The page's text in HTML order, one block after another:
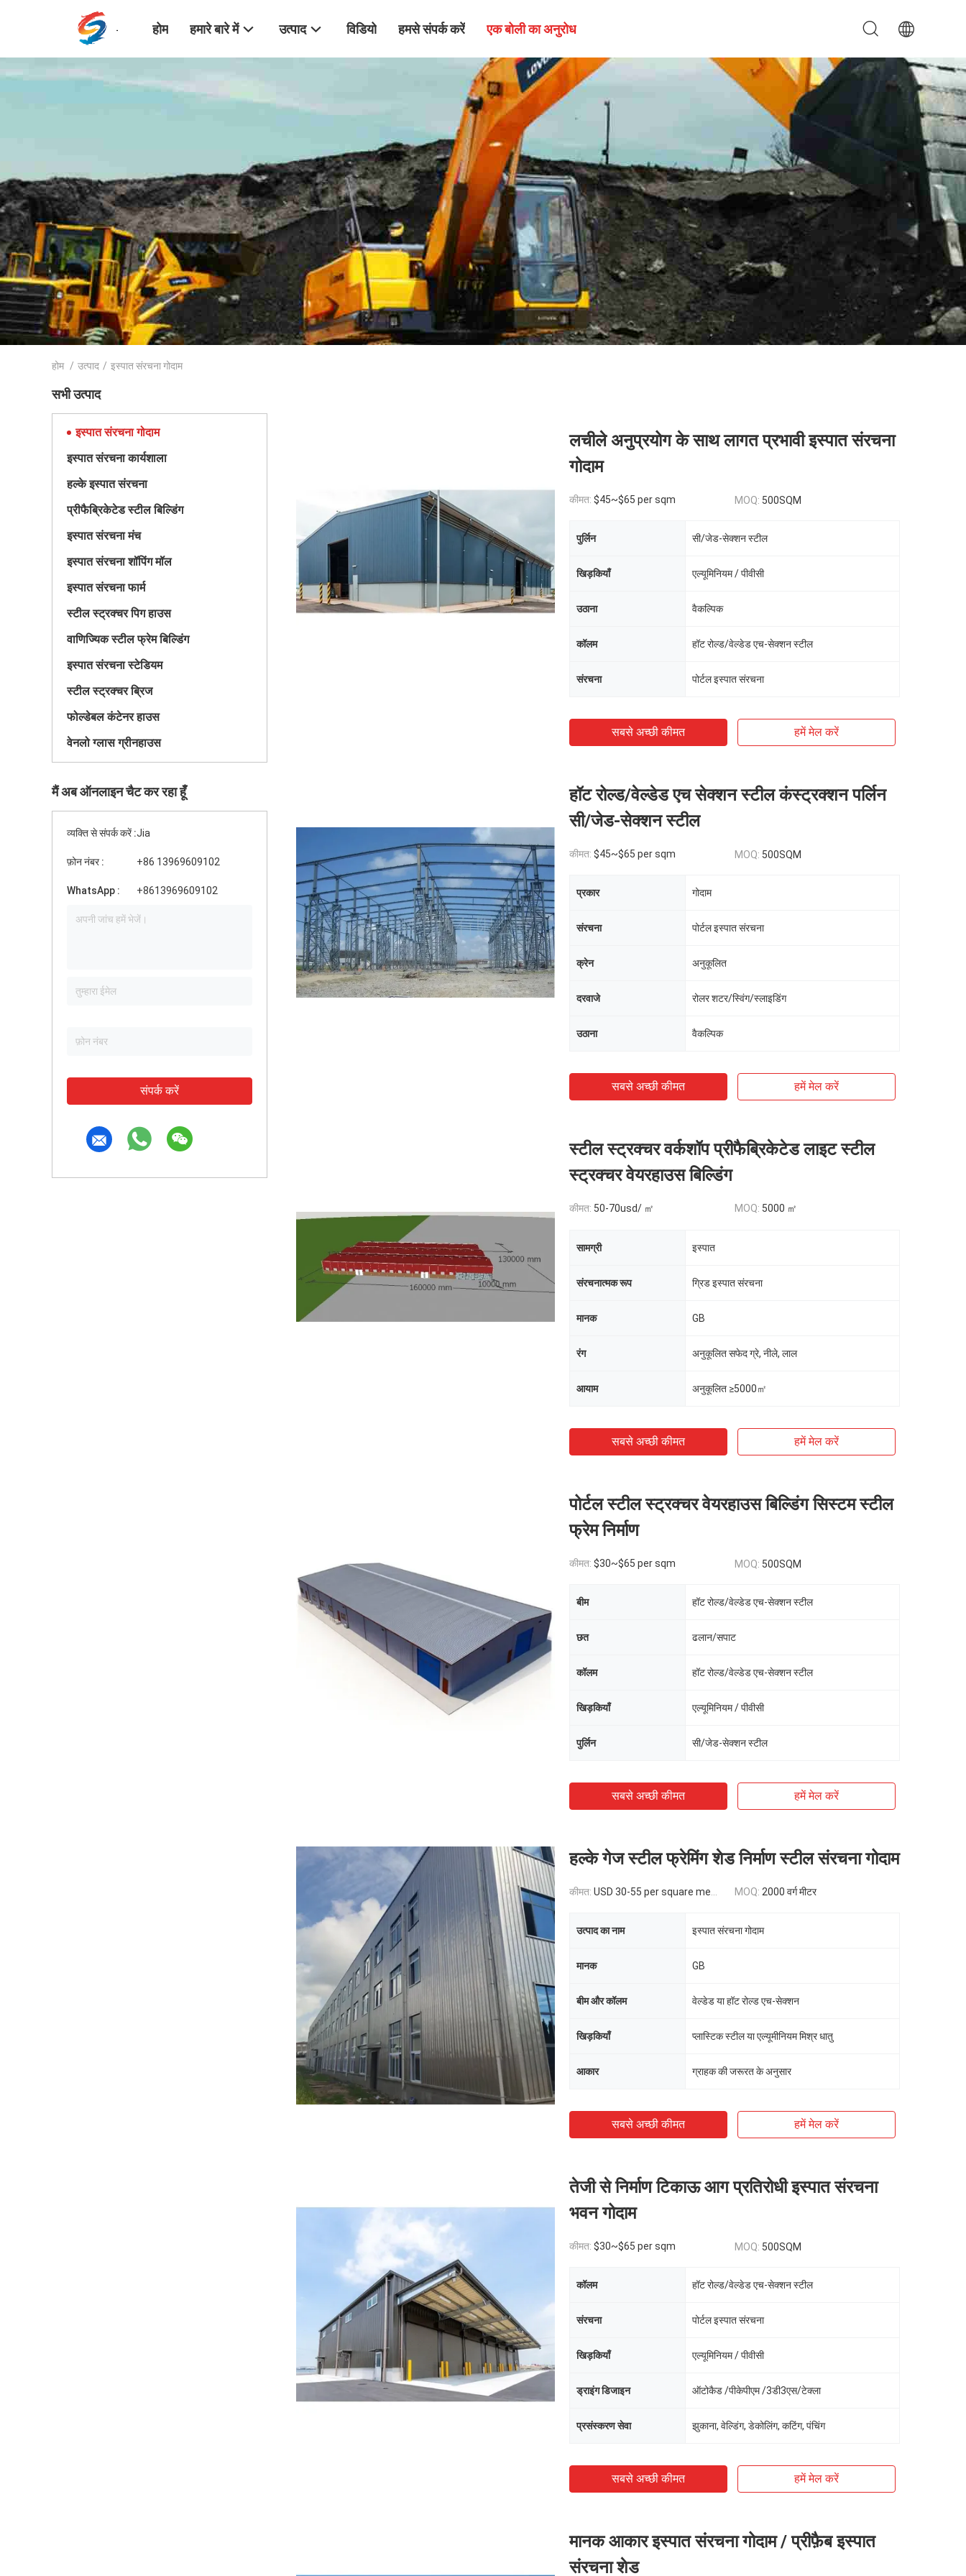
होम हमारे बारे में उत्पाद विडियो हमसे संपर्क करें एक बोली का अनुरोध
होम / उत्पाद / इस्पात संरचना गोदाम
सभी उत्पाद
इस्पात संरचना गोदाम
इस्पात संरचना कार्यशाला
हल्के इस्पात संरचना
प्रीफैब्रिकेटेड स्टील बिल्डिंग
इस्पात संरचना मंच
इस्पात संरचना शॉपिंग मॉल
इस्पात संरचना फार्म
स्टील स्ट्रक्चर पिग हाउस
वाणिज्यिक स्टील फ्रेम बिल्डिंग
इस्पात संरचना स्टेडियम
स्टील स्ट्रक्चर ब्रिज
फोल्डेबल कंटेनर हाउस
वेनलो ग्लास ग्रीनहाउस
मैं अब ऑनलाइन चैट कर रहा हूँ
व्यक्ति से संपर्क करें :Jia
फ़ोन नंबर : +86 13969609102
WhatsApp : +8613969609102
संपर्क करें
लचीले अनुप्रयोग के साथ लागत प्रभावी इस्पात संरचना
गोदाम
कीमत: $45~$65 per sqm MOQ: 500SQM
पुर्लिन सी/जेड-सेक्शन स्टील
खिड़कियाँ एल्यूमिनियम / पीवीसी
उठाना वैकल्पिक
कॉलम हॉट रोल्ड/वेल्डेड एच-सेक्शन स्टील
संरचना पोर्टल इस्पात संरचना
सबसे अच्छी कीमत हमें मेल करें
हॉट रोल्ड/वेल्डेड एच सेक्शन स्टील कंस्ट्रक्शन पर्लिन
सी/जेड-सेक्शन स्टील
कीमत: $45~$65 per sqm MOQ: 500SQM
प्रकार गोदाम
संरचना पोर्टल इस्पात संरचना
क्रेन अनुकूलित
दरवाजे रोलर शटर/स्विंग/स्लाइडिंग
उठाना वैकल्पिक
सबसे अच्छी कीमत हमें मेल करें
स्टील स्ट्रक्चर वर्कशॉप प्रीफैब्रिकेटेड लाइट स्टील
स्ट्रक्चर वेयरहाउस बिल्डिंग
कीमत: 50-70usd/ ㎡ MOQ: 5000 ㎡
सामग्री इस्पात
संरचनात्मक रूप ग्रिड इस्पात संरचना
मानक GB
रंग अनुकूलित सफेद ग्रे, नीले, लाल
आयाम अनुकूलित ≥5000㎡
सबसे अच्छी कीमत हमें मेल करें
पोर्टल स्टील स्ट्रक्चर वेयरहाउस बिल्डिंग सिस्टम स्टील
फ्रेम निर्माण
कीमत: $30~$65 per sqm MOQ: 500SQM
बीम हॉट रोल्ड/वेल्डेड एच-सेक्शन स्टील
छत ढलान/सपाट
कॉलम हॉट रोल्ड/वेल्डेड एच-सेक्शन स्टील
खिड़कियाँ एल्यूमिनियम / पीवीसी
पुर्लिन सी/जेड-सेक्शन स्टील
सबसे अच्छी कीमत हमें मेल करें
हल्के गेज स्टील फ्रेमिंग शेड निर्माण स्टील संरचना गोदाम
कीमत: USD 30-55 per square meter MOQ: 2000 वर्ग मीटर
उत्पाद का नाम इस्पात संरचना गोदाम
मानक GB
बीम और कॉलम वेल्डेड या हॉट रोल्ड एच-सेक्शन
खिड़कियाँ प्लास्टिक स्टील या एल्यूमीनियम मिश्र धातु
आकार ग्राहक की जरूरत के अनुसार
सबसे अच्छी कीमत हमें मेल करें
तेजी से निर्माण टिकाऊ आग प्रतिरोधी इस्पात संरचना
भवन गोदाम
कीमत: $30~$65 per sqm MOQ: 500SQM
कॉलम हॉट रोल्ड/वेल्डेड एच-सेक्शन स्टील
संरचना पोर्टल इस्पात संरचना
खिड़कियाँ एल्यूमिनियम / पीवीसी
ड्राइंग डिजाइन ऑटोकैड /पीकेपीएम /3डी3एस/टेक्ला
प्रसंस्करण सेवा झुकाना, वेल्डिंग, डेकोलिंग, कटिंग, पंचिंग
सबसे अच्छी कीमत हमें मेल करें
मानक आकार इस्पात संरचना गोदाम / प्रीफ़ैब इस्पात
संरचना शेड